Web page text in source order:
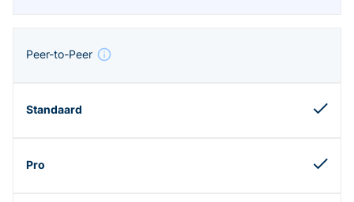
Peer-to-Peer